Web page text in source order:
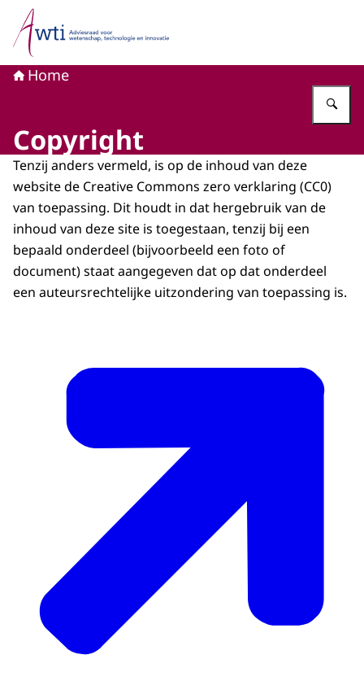
Naar de homepage van Adviesraad voor wetenschap,
Home
Copyright
Tenzij anders vermeld, is op de inhoud van deze
website de Creative Commons zero verklaring (CC0)
van toepassing. Dit houdt in dat hergebruik van de
inhoud van deze site is toegestaan, tenzij bij een
bepaald onderdeel (bijvoorbeeld een foto of
document) staat aangegeven dat op dat onderdeel
een auteursrechtelijke uitzondering van toepassing is.